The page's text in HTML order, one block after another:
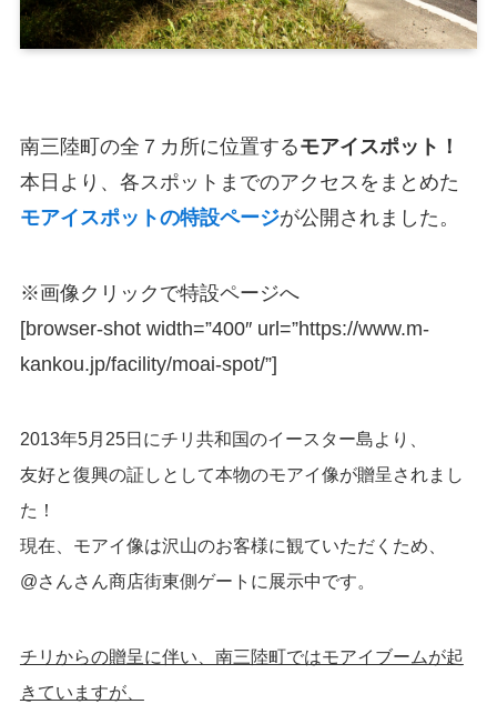
南三陸町の全７カ所に位置するモアイスポット！
本日より、各スポットまでのアクセスをまとめた
モアイスポットの特設ページが公開されました。
※画像クリックで特設ページへ
[browser-shot width=”400″ url=”https://www.m-
kankou.jp/facility/moai-spot/”]
2013年5月25日にチリ共和国のイースター島より、
友好と復興の証しとして本物のモアイ像が贈呈されまし
た！
現在、モアイ像は沢山のお客様に観ていただくため、
@さんさん商店街東側ゲートに展示中です。
チリからの贈呈に伴い、南三陸町ではモアイブームが起
きていますが、